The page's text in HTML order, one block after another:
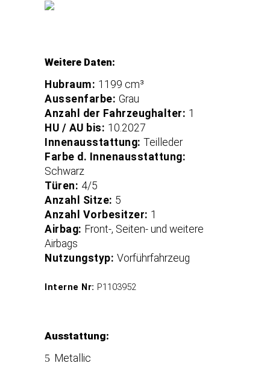
Weitere Daten:
Hubraum: 1199 cm³
Aussenfarbe: Grau
Anzahl der Fahrzeughalter: 1
HU / AU bis: 10.2027
Innenausstattung: Teilleder
Farbe d. Innenausstattung:
Schwarz
Türen: 4/5
Anzahl Sitze: 5
Anzahl Vorbesitzer: 1
Airbag: Front-, Seiten- und weitere
Airbags
Nutzungstyp: Vorführfahrzeug
Interne Nr: P1103952
Ausstattung:
Metallic